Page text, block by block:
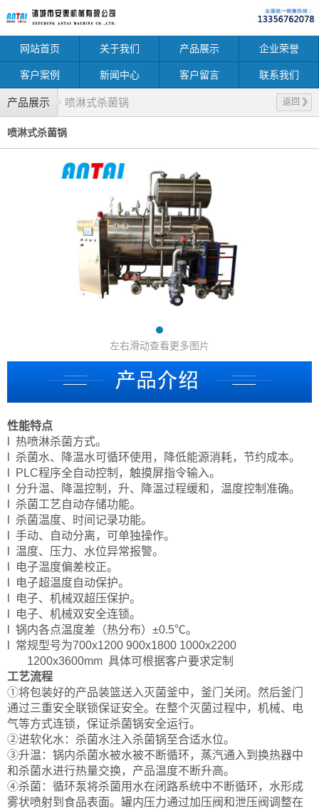
网站首页 关于我们 产品展示 企业荣誉
客户案例 新闻中心 客户留言 联系我们
产品展示 返回
喷淋式杀菌锅
喷淋式杀菌锅
左右滑动查看更多图片
性能特点
l 热喷淋杀菌方式。
l 杀菌水、降温水可循环使用，降低能源消耗，节约成本。
l PLC程序全自动控制，触摸屏指令输入。
l 分升温、降温控制，升、降温过程缓和，温度控制准确。
l 杀菌工艺自动存储功能。
l 杀菌温度、时间记录功能。
l 手动、自动分离，可单独操作。
l 温度、压力、水位异常报警。
l 电子温度偏差校正。
l 电子超温度自动保护。
l 电子、机械双超压保护。
l 电子、机械双安全连锁。
l 锅内各点温度差（热分布）±0.5℃。
l 常规型号为700x1200 900x1800 1000x2200
1200x3600mm 具体可根据客户要求定制
工艺流程
①将包装好的产品装篮送入灭菌釜中，釜门关闭。然后釜门
通过三重安全联锁保证安全。在整个灭菌过程中，机械、电
气等方式连锁，保证杀菌锅安全运行。
②进软化水：杀菌水注入杀菌锅至合适水位。
③升温：锅内杀菌水被水被不断循环，蒸汽通入到换热器中
和杀菌水进行热量交换，产品温度不断升高。
④杀菌：循环泵将杀菌用水在闭路系统中不断循环，水形成
雾状喷射到食品表面。罐内压力通过加压阀和泄压阀调整在